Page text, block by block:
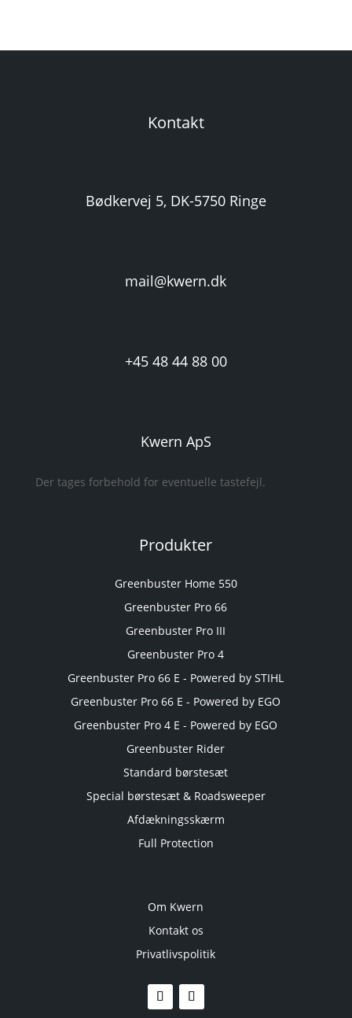
Kontakt
Bødkervej 5, DK-5750 Ringe
mail@kwern.dk
+45 48 44 88 00
Kwern ApS
Der tages forbehold for eventuelle tastefejl.
Produkter
Greenbuster Home 550
Greenbuster Pro 66
Greenbuster Pro III
Greenbuster Pro 4
Greenbuster Pro 66 E - Powered by STIHL
Greenbuster Pro 66 E - Powered by EGO
Greenbuster Pro 4 E - Powered by EGO
Greenbuster Rider
Standard børstesæt
Special børstesæt & Roadsweeper
Afdækningsskærm
Full Protection
Om Kwern
Kontakt os
Privatlivspolitik